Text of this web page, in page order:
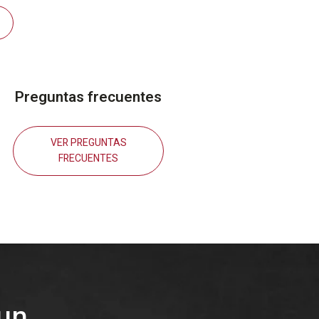
Preguntas frecuentes
VER PREGUNTAS
FRECUENTES